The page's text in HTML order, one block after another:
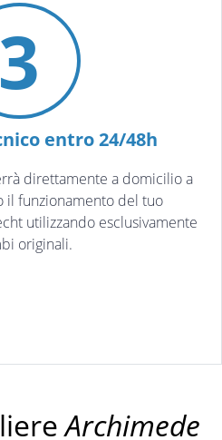
3
entro 24/48h
direttamente a domicilio a
il funzionamento del tuo
utilizzando esclusivamente
originali.
Archimede